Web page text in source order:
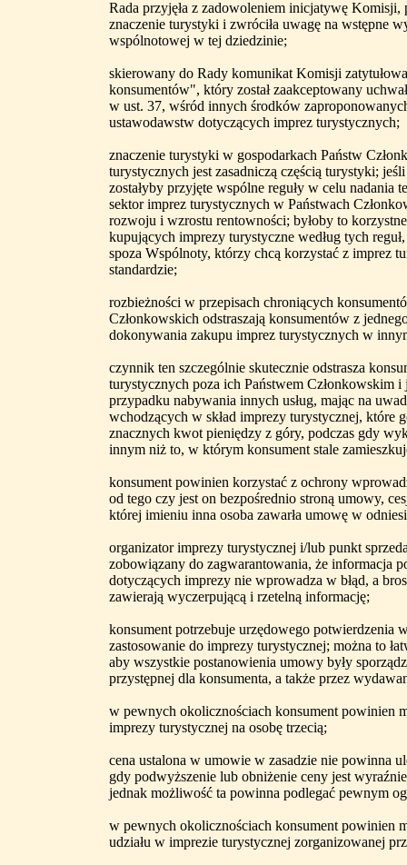
Rada przyjęła z zadowoleniem inicjatywę
znaczenie turystyki i zwróciła uwagę na wstępne
wspólnotowej w tej dziedzinie;
skierowany do Rady komunikat Komisji
konsumentów", który został zaakceptowany
w ust. 37, wśród innych środków
ustawodawstw dotyczących imprez turystycznych;
znaczenie turystyki w gospodarkach Państw
turystycznych jest zasadniczą częścią turystyki;
zostałyby przyjęte wspólne reguły w celu
sektor imprez turystycznych w Państwach
rozwoju i wzrostu rentowności; byłoby to
kupujących imprezy turystyczne według tych
spoza Wspólnoty, którzy chcą korzystać z imprez
standardzie;
rozbieżności w przepisach chroniących
Członkowskich odstraszają konsumentów z
dokonywania zakupu imprez turystycznych w
czynnik ten szczególnie skutecznie odstrasza
turystycznych poza ich Państwem Członkowskim
przypadku nabywania innych usług, mając na
wchodzących w skład imprezy turystycznej, które
znacznych kwot pieniędzy z góry, podczas gdy
innym niż to, w którym konsument stale
konsument powinien korzystać z ochrony
od tego czy jest on bezpośrednio stroną umowy,
której imieniu inna osoba zawarła umowę w
organizator imprezy turystycznej i/lub punkt
zobowiązany do zagwarantowania, że informacja
dotyczących imprezy nie wprowadza w błąd, a
zawierają wyczerpującą i rzetelną informację;
konsument potrzebuje urzędowego potwierdzenia
zastosowanie do imprezy turystycznej; można to
aby wszystkie postanowienia umowy były
przystępnej dla konsumenta, a także przez
w pewnych okolicznościach konsument powinien
imprezy turystycznej na osobę trzecią;
cena ustalona w umowie w zasadzie nie powinna
gdy podwyższenie lub obniżenie ceny jest
jednak możliwość ta powinna podlegać pewnym
w pewnych okolicznościach konsument powinien
udziału w imprezie turystycznej zorganizowanej